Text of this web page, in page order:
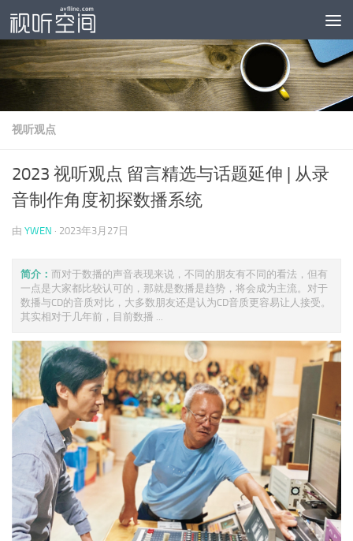
跳至内容
视听观点
2023 视听观点 留言精选与话题延伸 | 从录
音制作角度初探数播系统
由 YWEN · 2023年3月27日
简介： 而对于数播的声音表现来说，不同的朋友有不同的看法，但有
一点是大家都比较认可的，那就是数播是趋势，将会成为主流。对于
数播与CD的音质对比，大多数朋友还是认为CD音质更容易让人接受。
其实相对于几年前，目前数播 ...